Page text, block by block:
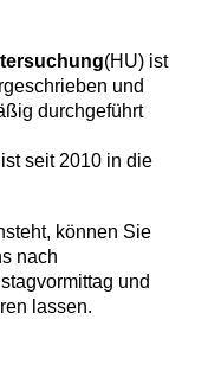
(HU) ist
und
durchgeführt
seit 2010 in die
können Sie
nach
und
lassen.